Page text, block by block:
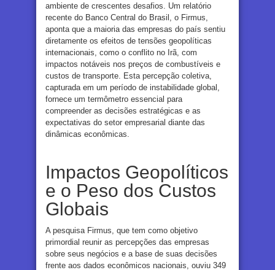
ambiente de crescentes desafios. Um relatório
recente do Banco Central do Brasil, o Firmus,
aponta que a maioria das empresas do país sentiu
diretamente os efeitos de tensões geopolíticas
internacionais, como o conflito no Irã, com
impactos notáveis nos preços de combustíveis e
custos de transporte. Esta percepção coletiva,
capturada em um período de instabilidade global,
fornece um termômetro essencial para
compreender as decisões estratégicas e as
expectativas do setor empresarial diante das
dinâmicas econômicas.
Impactos Geopolíticos
e o Peso dos Custos
Globais
A pesquisa Firmus, que tem como objetivo
primordial reunir as percepções das empresas
sobre seus negócios e a base de suas decisões
frente aos dados econômicos nacionais, ouviu 349